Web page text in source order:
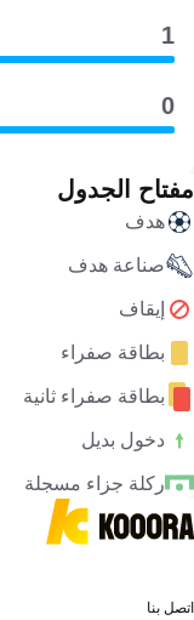
1
0
مفتاح الجدول
هدف
صناعة هدف
إيقاف
بطاقة صفراء
بطاقة صفراء ثانية
دخول بديل
ركلة جزاء مسجلة
اتصل بنا